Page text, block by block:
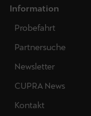
Information
Probefahrt
Partnersuche
Newsletter
CUPRA News
Kontakt